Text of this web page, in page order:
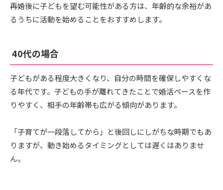
再婚後に子どもを望む可能性がある方は、年齢的な余裕があ
るうちに活動を始めることをおすすめします。
40代の場合
子どもがある程度大きくなり、自分の時間を確保しやすくな
る年代です。子どもの手が離れてきたことで婚活ペースを作
りやすく、相手の年齢帯も広がる傾向があります。
「子育てが一段落してから」と後回しにしがちな時期でもあ
りますが、動き始めるタイミングとしては遅くはありませ
ん。